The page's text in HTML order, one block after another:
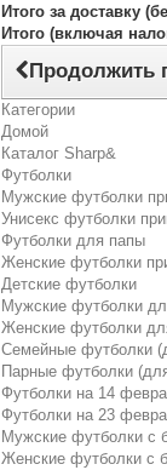
Итого за доставку
Итого (включая
Продолжить
Категории
Домой
Каталог Sharp&
Футболки
Мужские футболки
Унисекс футболки
Футболки для папы
Женские футболки
Детские футболки
Мужские футболки
Женские футболки
Семейные футболки
Парные футболки
Футболки на 14
Футболки на 23
Мужские футболки с
Женские футболки с